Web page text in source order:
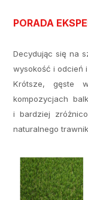
PORADA
Decydując się na
wysokość i odcień
Krótsze, gęste
kompozycjach
i bardziej
naturalnego